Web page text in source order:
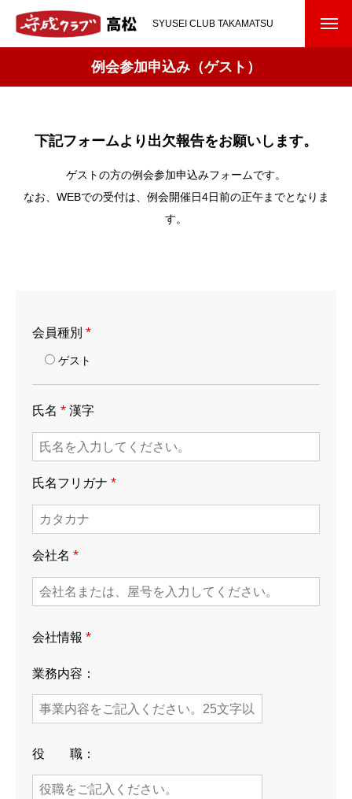
SYUSEI CLUB TAKAMATSU
例会参加申込み（ゲスト）
下記フォームより出欠報告をお願いします。
ゲストの方の例会参加申込みフォームです。
なお、WEBでの受付は、例会開催日4日前の正午までとなりま
す。
会員種別 *
ゲスト
氏名 * 漢字
氏名フリガナ *
会社名 *
会社情報 *
業務内容：
役 職：